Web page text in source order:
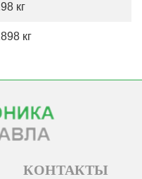
кг
кг
КОНТАКТЫ